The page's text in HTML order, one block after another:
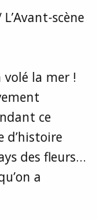
scène
volé la mer !
ce
d’histoire
des fleurs…
a